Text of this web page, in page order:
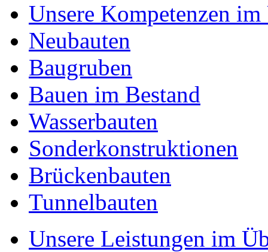
Unsere Kompetenzen
Neubauten
Baugruben
Bauen im Bestand
Wasserbauten
Sonderkonstruktionen
Brückenbauten
Tunnelbauten
Unsere Leistungen im